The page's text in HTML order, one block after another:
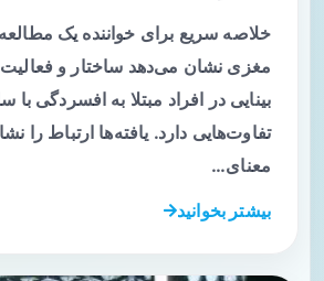
خلاصه سریع برای خواننده یک
مغزی نشان می‌دهد ساختار و
بینایی در افراد مبتلا به افسردگی با
تفاوت‌هایی دارد. یافته‌ها ارتباط را
معنای…
بیشتر بخوانید